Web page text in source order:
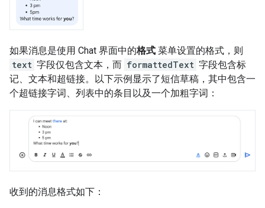
如果消息是使用 Chat 界面中的格式 菜单设置的格式，则
text 字段仅包含文本，而 formattedText 字段包含标
记、文本和超链接。以下示例显示了短信草稿，其中包含一
个超链接字词、列表中的条目以及一个加粗字词：
收到的消息格式如下：